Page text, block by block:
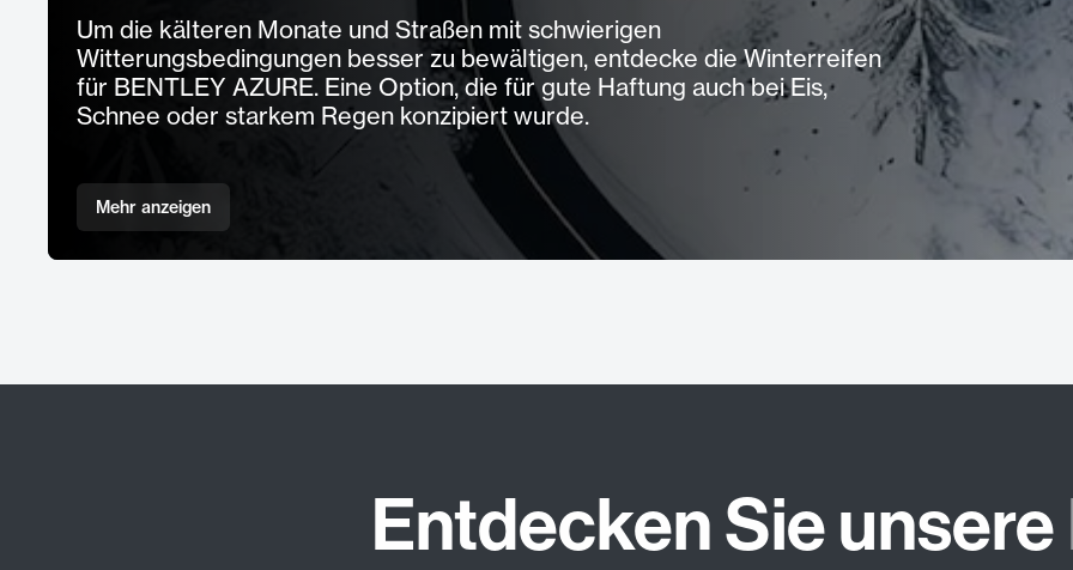
Um die kälteren Monate und Straßen mit schwierigen
Witterungsbedingungen besser zu bewältigen, entdecke die Winterreifen
für BENTLEY AZURE. Eine Option, die für gute Haftung auch bei Eis,
Schnee oder starkem Regen konzipiert wurde.
Mehr anzeigen
Entdecken Sie unsere